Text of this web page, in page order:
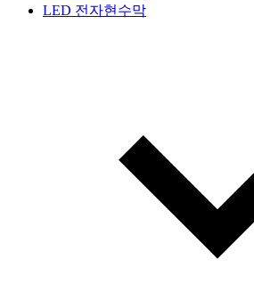
LED 전자현수막